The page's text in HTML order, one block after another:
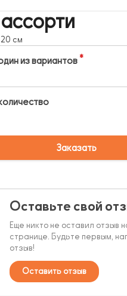
см
из вариантов
Заказать
Оставьте свой
Еще никто не оставил отзыв
странице. Будьте первым,
отзыв!
Оставить отзыв